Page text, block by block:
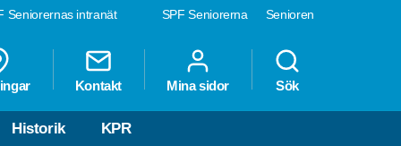
SPF Seniorerna Senioren
Seniorernas intranät
Kontakt Mina sidor Sök
Historik KPR